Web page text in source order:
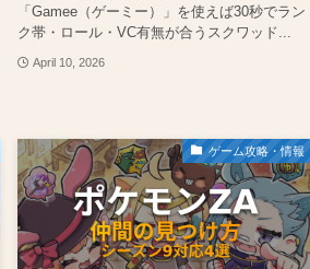
「Gamee（ゲーミー）」を使えば30秒でラン
ク帯・ロール・VC有無が合うスクワッド...
April 10, 2026
ゲーム攻略・情報